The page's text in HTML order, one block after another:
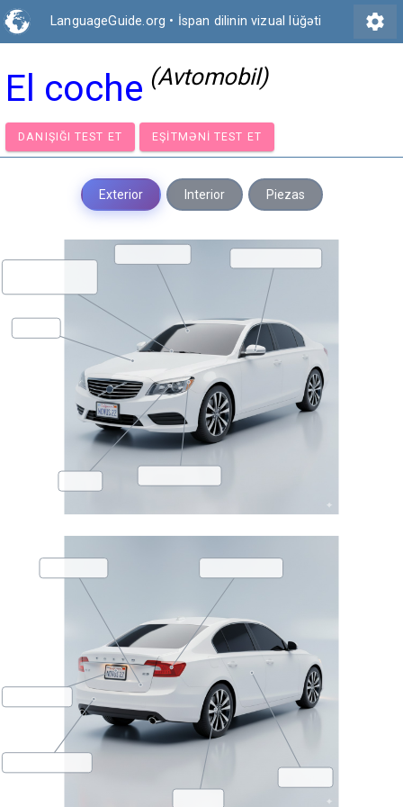
LanguageGuide.org • İspan dilinin vizual lüğəti settings
El coche (Avtomobil)
DANIŞIĞI TEST ET EŞITMƏNI TEST ET
Exterior Interior Piezas